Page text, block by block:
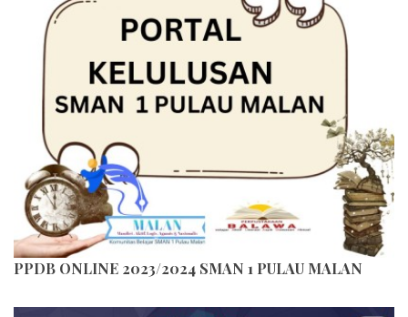
PPDB ONLINE 2023/2024 SMAN 1 PULAU MALAN